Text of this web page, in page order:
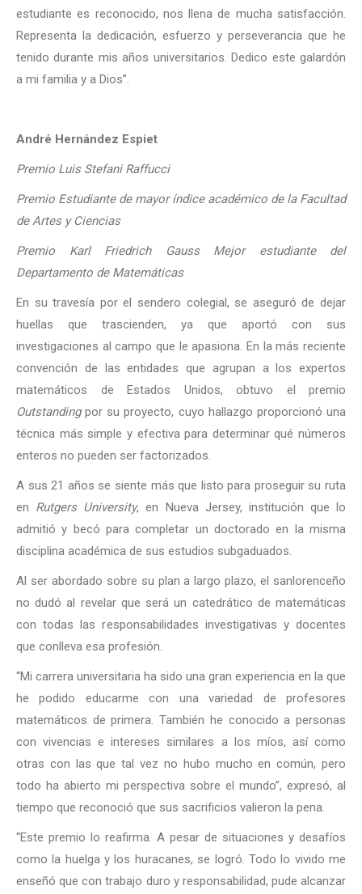
estudiante es reconocido, nos llena de mucha satisfacción.
Representa la dedicación, esfuerzo y perseverancia que he
tenido durante mis años universitarios. Dedico este galardón
a mi familia y a Dios”.
André Hernández Espiet
Premio Luis Stefani Raffucci
Premio Estudiante de mayor índice académico de la Facultad
de Artes y Ciencias
Premio Karl Friedrich Gauss Mejor estudiante del
Departamento de Matemáticas
En su travesía por el sendero colegial, se aseguró de dejar
huellas que trascienden, ya que aportó con sus
investigaciones al campo que le apasiona. En la más reciente
convención de las entidades que agrupan a los expertos
matemáticos de Estados Unidos, obtuvo el premio
Outstandingpor su proyecto, cuyo hallazgo proporcionó una
técnica más simple y efectiva para determinar qué números
enteros no pueden ser factorizados.
A sus 21 años se siente más que listo para proseguir su ruta
en Rutgers University, en Nueva Jersey, institución que lo
admitió y becó para completar un doctorado en la misma
disciplina académica de sus estudios subgaduados.
Al ser abordado sobre su plan a largo plazo, el sanlorenceño
no dudó al revelar que será un catedrático de matemáticas
con todas las responsabilidades investigativas y docentes
que conlleva esa profesión.
“Mi carrera universitaria ha sido una gran experiencia en la que
he podido educarme con una variedad de profesores
matemáticos de primera. También he conocido a personas
con vivencias e intereses similares a los míos, así como
otras con las que tal vez no hubo mucho en común, pero
todo ha abierto mi perspectiva sobre el mundo”, expresó, al
tiempo que reconoció que sus sacrificios valieron la pena.
“Este premio lo reafirma. A pesar de situaciones y desafíos
como la huelga y los huracanes, se logró. Todo lo vivido me
enseñó que con trabajo duro y responsabilidad, pude alcanzar